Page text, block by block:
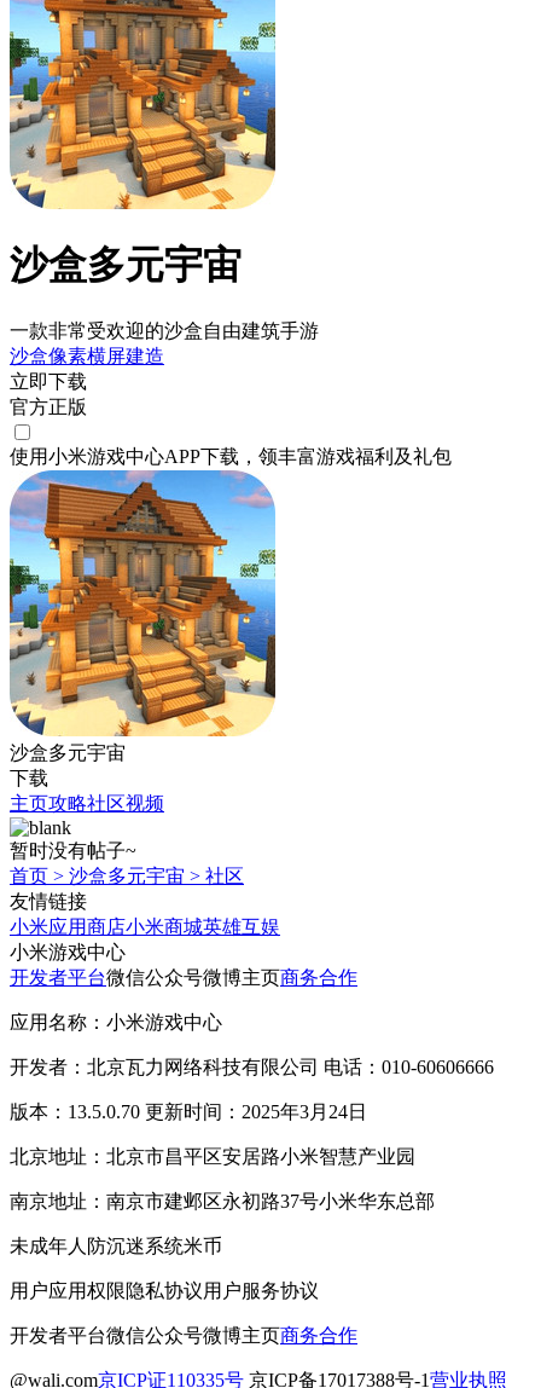
沙盒多元宇宙
一款非常受欢迎的沙盒自由建筑手游
沙盒像素横屏建造
立即下载
官方正版
使用小米游戏中心APP下载 ，领丰富游戏福利 及礼包
沙盒多元宇宙
下载
主页攻略社区视频
暂时没有帖子~
首页 > 沙盒多元宇宙 > 社区
友情链接
小米应用商店小米商城英雄互娱
小米游戏中心
开发者平台微信公众号微博主页商务合作
应用名称：小米游戏中心
开发者：北京瓦力网络科技有限公司 电话：010-60606666
版本：13.5.0.70 更新时间：2025年3月24日
北京地址：北京市昌平区安居路小米智慧产业园
南京地址：南京市建邺区永初路37号小米华东总部
未成年人防沉迷系统米币
用户应用权限隐私协议用户服务协议
开发者平台微信公众号微博主页商务合作
@wali.com京ICP证110335号 京ICP备17017388号-1营业执照